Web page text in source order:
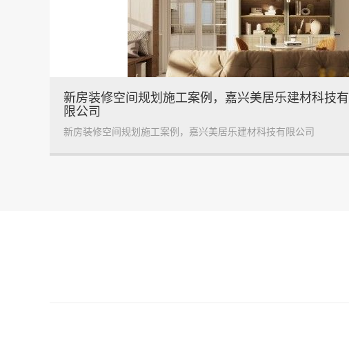
新房装修空间规划施工案例，嘉兴美居乐建材科技有
限公司
新房装修空间规划施工案例，嘉兴美居乐建材科技有限公司